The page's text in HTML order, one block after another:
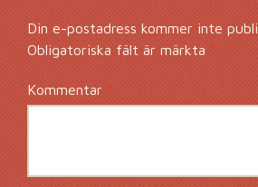
Din e-postadress kommer inte
Obligatoriska fält är märkta*
Kommentar*